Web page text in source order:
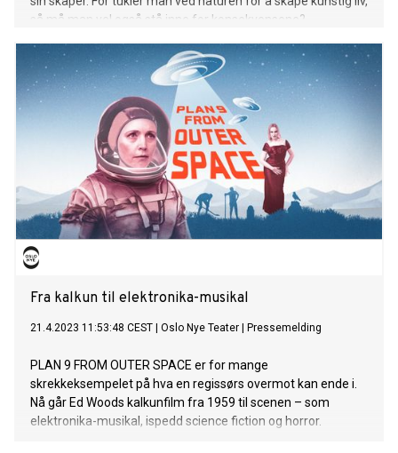
så må man vel også stå inne for konsekvensene?
Fra kalkun til elektronika-musikal
21.4.2023 11:53:48 CEST Oslo Nye Teater Pressemelding
PLAN 9 FROM OUTER SPACE er for mange
skrekkeksempelet på hva en regissørs overmot kan ende i.
Nå går Ed Woods kalkunfilm fra 1959 til scenen – som
elektronika-musikal, ispedd science fiction og horror.